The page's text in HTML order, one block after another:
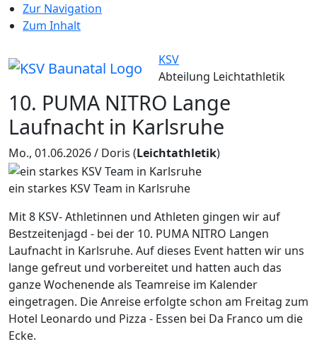
Zur Navigation
Zum Inhalt
KSV
Abteilung Leichtathletik
10. PUMA NITRO Lange
Laufnacht in Karlsruhe
Mo., 01.06.2026 / Doris (Leichtathletik)
ein starkes KSV Team in Karlsruhe
Mit 8 KSV- Athletinnen und Athleten gingen wir auf
Bestzeitenjagd - bei der 10. PUMA NITRO Langen
Laufnacht in Karlsruhe. Auf dieses Event hatten wir uns
lange gefreut und vorbereitet und hatten auch das
ganze Wochenende als Teamreise im Kalender
eingetragen. Die Anreise erfolgte schon am Freitag zum
Hotel Leonardo und Pizza - Essen bei Da Franco um die
Ecke.